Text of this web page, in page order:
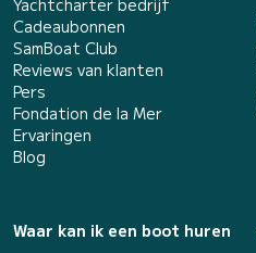
Yachtcharter bedrijf
Cadeaubonnen
SamBoat Club
Reviews van klanten
Pers
Fondation de la Mer
Ervaringen
Blog
Waar kan ik een boot huren